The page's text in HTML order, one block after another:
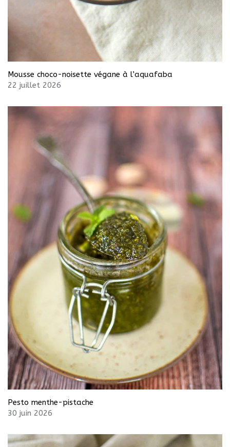
Mousse choco-noisette végane à l’aquafaba
22 juillet 2026
Pesto menthe-pistache
30 juin 2026